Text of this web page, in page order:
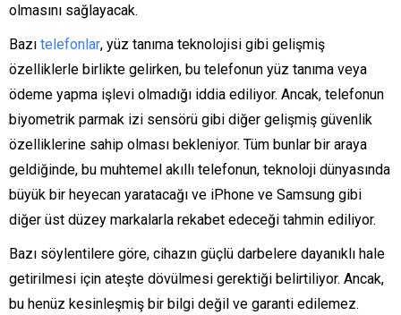
olmasını sağlayacak.
Bazı telefonlar, yüz tanıma teknolojisi gibi gelişmiş
özelliklerle birlikte gelirken, bu telefonun yüz tanıma veya
ödeme yapma işlevi olmadığı iddia ediliyor. Ancak, telefonun
biyometrik parmak izi sensörü gibi diğer gelişmiş güvenlik
özelliklerine sahip olması bekleniyor. Tüm bunlar bir araya
geldiğinde, bu muhtemel akıllı telefonun, teknoloji dünyasında
büyük bir heyecan yaratacağı ve iPhone ve Samsung gibi
diğer üst düzey markalarla rekabet edeceği tahmin ediliyor.
Bazı söylentilere göre, cihazın güçlü darbelere dayanıklı hale
getirilmesi için ateşte dövülmesi gerektiği belirtiliyor. Ancak,
bu henüz kesinleşmiş bir bilgi değil ve garanti edilemez.